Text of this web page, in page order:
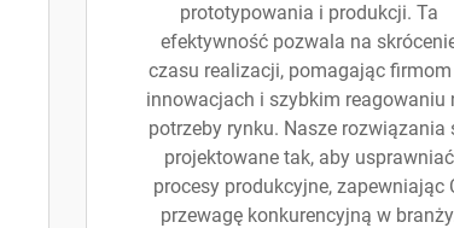
prototypowania i produkcji. Ta
efektywność pozwala na
czasu realizacji, pomagając
innowacjach i szybkim reagowaniu
potrzeby rynku. Nasze rozwiązania
projektowane tak, aby usprawniać
procesy produkcyjne, zapewniając
przewagę konkurencyjną w